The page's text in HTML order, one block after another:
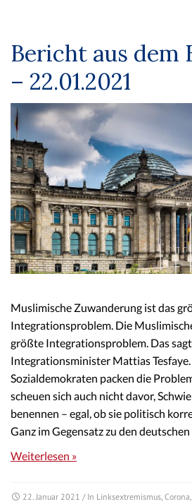
Bericht aus dem
– 22.01.2021
Muslimische Zuwanderung ist das
Integrationsproblem. Die
größte Integrationsproblem. Das
Integrationsminister Mattias
Sozialdemokraten packen die
scheuen sich auch nicht davor,
benennen – egal, ob sie politisch
Ganz im Gegensatz zu den
Weiterlesen »
22. Januar 2021 / In Linksextremismus Corona